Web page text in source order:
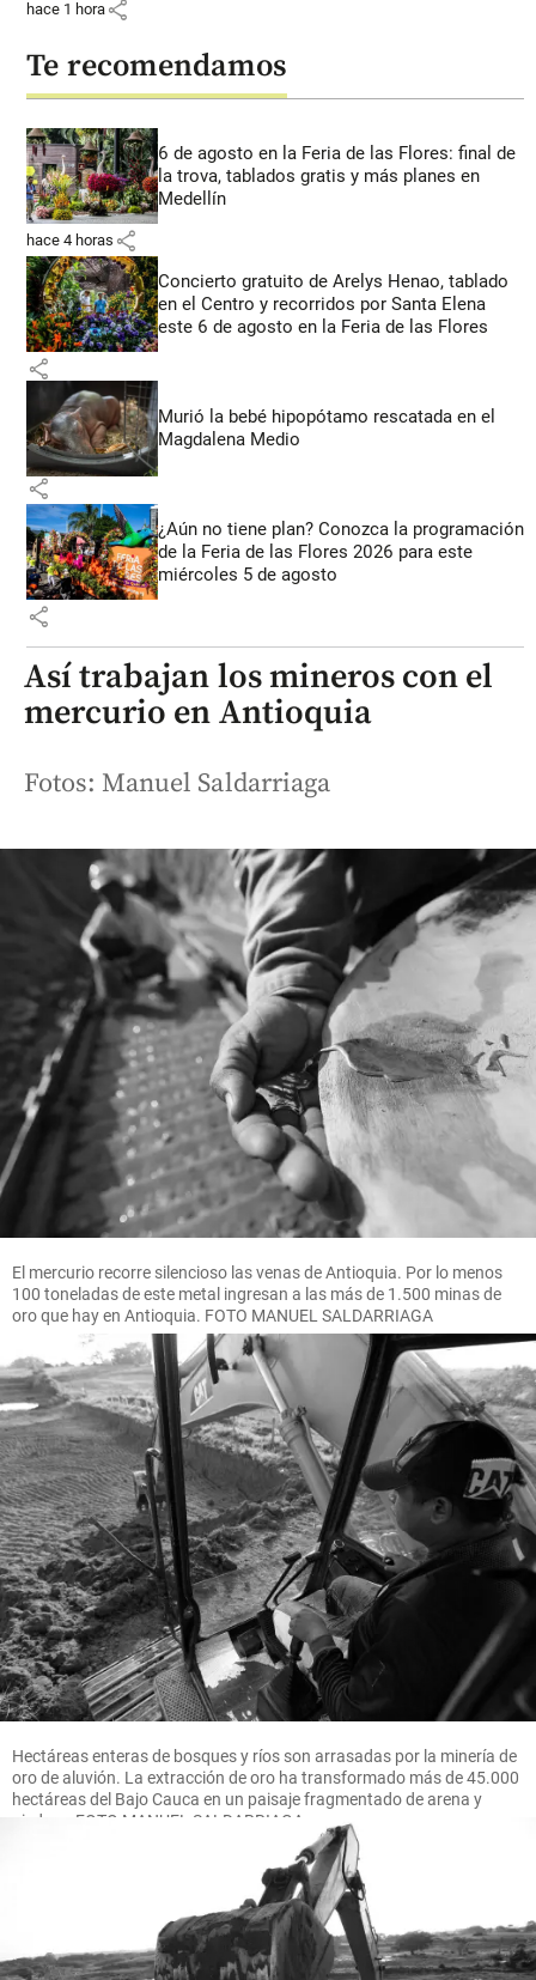
hace 1 hora share
Te recomendamos
6 de agosto en la Feria de las Flores: final de
la trova, tablados gratis y más planes en
Medellín
hace 4 horas share
Concierto gratuito de Arelys Henao, tablado
en el Centro y recorridos por Santa Elena
este 6 de agosto en la Feria de las Flores
share
Murió la bebé hipopótamo rescatada en el
Magdalena Medio
share
¿Aún no tiene plan? Conozca la programación
de la Feria de las Flores 2026 para este
miércoles 5 de agosto
share
Así trabajan los mineros con el
mercurio en Antioquia
Fotos: Manuel Saldarriaga
El mercurio recorre silencioso las venas de Antioquia. Por lo menos
100 toneladas de este metal ingresan a las más de 1.500 minas de
oro que hay en Antioquia. FOTO MANUEL SALDARRIAGA
Hectáreas enteras de bosques y ríos son arrasadas por la minería de
oro de aluvión. La extracción de oro ha transformado más de 45.000
hectáreas del Bajo Cauca en un paisaje fragmentado de arena y
piedras. FOTO MANUEL SALDARRIAGA